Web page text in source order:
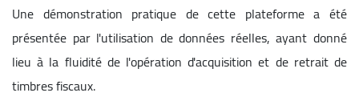
Une démonstration pratique de cette plateforme a été
présentée par l'utilisation de données réelles, ayant donné
lieu à la fluidité de l'opération d'acquisition et de retrait de
timbres fiscaux.